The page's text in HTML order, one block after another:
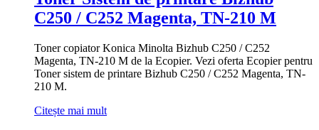
C250 / C252 Magenta, TN-210 M
Toner copiator Konica Minolta Bizhub C250 / C252
Magenta, TN-210 M de la Ecopier. Vezi oferta Ecopier pentru
Toner sistem de printare Bizhub C250 / C252 Magenta, TN-
210 M.
Citește mai mult